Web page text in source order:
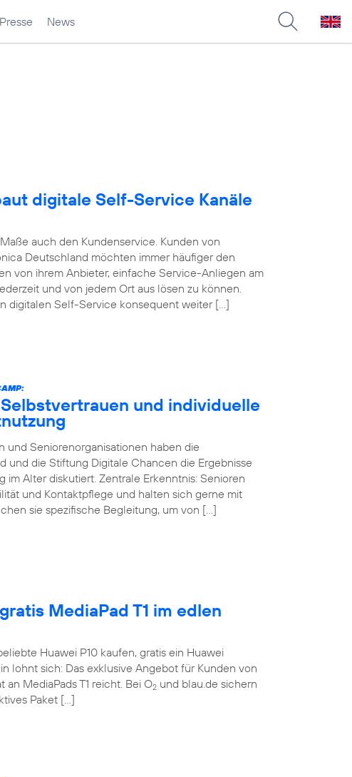
Presse News
digitale Self-Service Kanäle
auch den Kundenservice. Kunden von
Deutschland möchten immer häufiger den
von ihrem Anbieter, einfache Service-Anliegen am
und von jedem Ort aus lösen zu können.
digitalen Self-Service konsequent weiter […]
und individuelle
und Seniorenorganisationen haben die
und die Stiftung Digitale Chancen die Ergebnisse
Alter diskutiert. Zentrale Erkenntnis: Senioren
und Kontaktpflege und halten sich gerne mit
sie spezifische Begleitung, um von […]
MediaPad T1 im edlen
Huawei P10 kaufen, gratis ein Huawei
lohnt sich: Das exklusive Angebot für Kunden von
MediaPads T1 reicht. Bei O2 und blau.de sichern
Paket […]